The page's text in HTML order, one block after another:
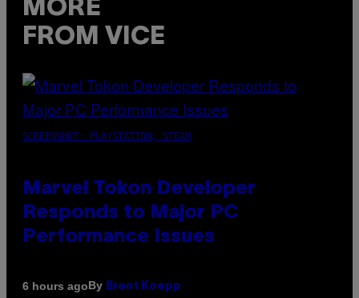
MORE
FROM VICE
SCREENSHOT: PLAYSTATION, STEAM
Marvel Tokon Developer
Responds to Major PC
Performance Issues
6 hours agoBy Brent Koepp